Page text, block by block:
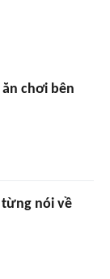
chơi bên
từng nói về